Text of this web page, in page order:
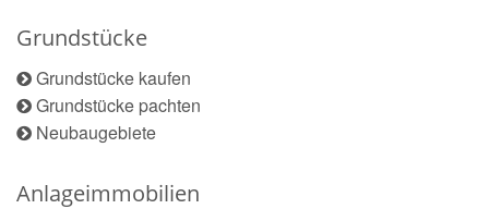
Grundstücke
Grundstücke kaufen
Grundstücke pachten
Neubaugebiete
Anlageimmobilien